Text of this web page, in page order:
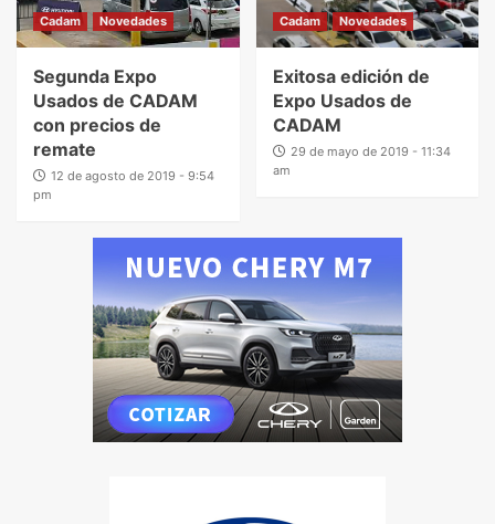
Cadam Novedades
Segunda Expo
Usados de CADAM
con precios de
remate
12 de agosto de 2019 - 9:54
pm
Cadam Novedades
Exitosa edición de
Expo Usados de
CADAM
29 de mayo de 2019 - 11:34
am